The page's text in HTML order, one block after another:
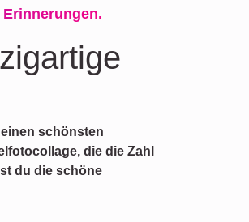
schönsten
die die Zahl
du die schöne